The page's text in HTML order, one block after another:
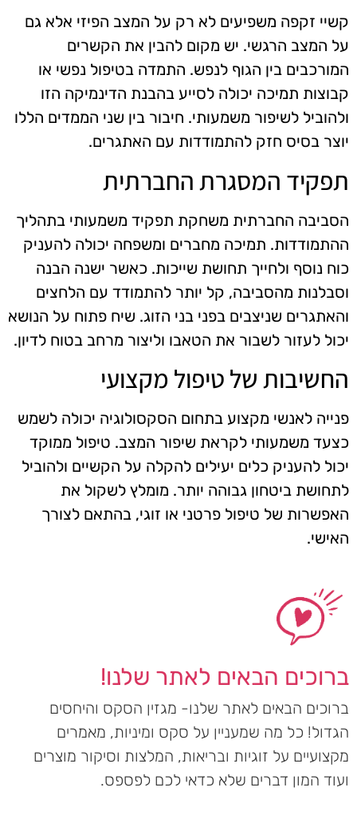
קשיי זקפה משפיעים לא רק על המצב הפיזי אלא גם
על המצב הרגשי. יש מקום להבין את הקשרים
המורכבים בין הגוף לנפש. התמדה בטיפול נפשי או
קבוצות תמיכה יכולה לסייע בהבנת הדינמיקה הזו
ולהוביל לשיפור משמעותי. חיבור בין שני הממדים הללו
יוצר בסיס חזק להתמודדות עם האתגרים.
תפקיד המסגרת החברתית
הסביבה החברתית משחקת תפקיד משמעותי בתהליך
ההתמודדות. תמיכה מחברים ומשפחה יכולה להעניק
כוח נוסף ולחייך תחושת שייכות. כאשר ישנה הבנה
וסבלנות מהסביבה, קל יותר להתמודד עם הלחצים
והאתגרים שניצבים בפני בני הזוג. שיח פתוח על הנושא
יכול לעזור לשבור את הטאבו וליצור מרחב בטוח לדיון.
החשיבות של טיפול מקצועי
פנייה לאנשי מקצוע בתחום הסקסולוגיה יכולה לשמש
כצעד משמעותי לקראת שיפור המצב. טיפול ממוקד
יכול להעניק כלים יעילים להקלה על הקשיים ולהוביל
לתחושת ביטחון גבוהה יותר. מומלץ לשקול את
האפשרות של טיפול פרטני או זוגי, בהתאם לצורך
האישי.
ברוכים הבאים לאתר שלנו!
ברוכים הבאים לאתר שלנו- מגזין הסקס והיחסים
הגדול! כל מה שמעניין על סקס ומיניות, מאמרים
מקצועיים על זוגיות ובריאות, המלצות וסיקור מוצרים
ועוד המון דברים שלא כדאי לכם לפספס.